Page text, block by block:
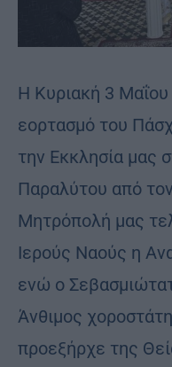
Η Κυριακή 3
εορτασμό του
την Εκκλησία μας
Παραλύτου από
Μητρόπολή μας
Ιερούς Ναούς η
ενώ ο
Άνθιμος
προεξήρχε της